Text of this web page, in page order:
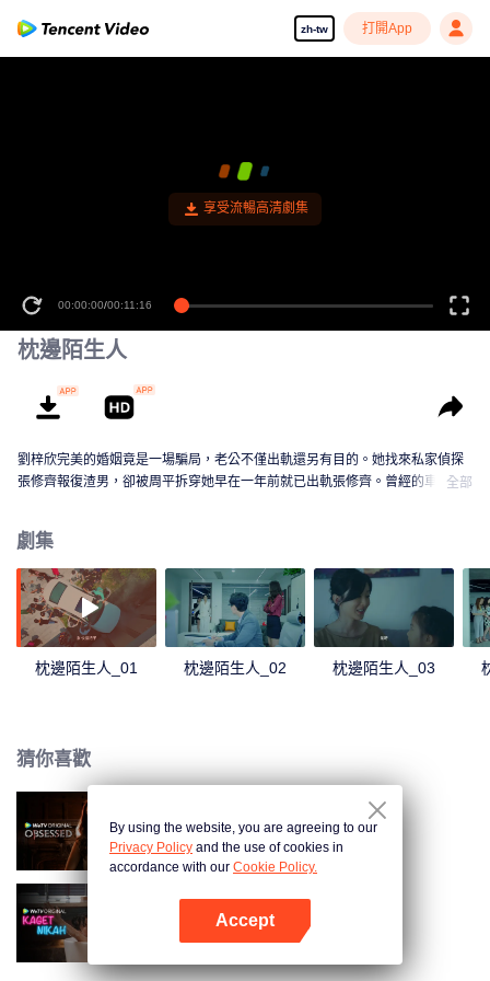
zh-tw 打開App
享受流暢高清劇集
00:00:00/00:11:16
枕邊陌生人
劉梓欣完美的婚姻竟是一場騙局，老公不僅出軌還另有目的。她找來私家偵探
張修齊報復渣男，卻被周平拆穿她早在一年前就已出軌張修齊。曾經的車禍使
全部
劇集
枕邊陌生人_01 枕邊陌生人_02 枕邊陌生人_03
猜你喜歡
沉溺
歡喜冤家
By using the website, you are agreeing to our
Privacy Policy and the use of cookies in
accordance with our Cookie Policy.
Accept